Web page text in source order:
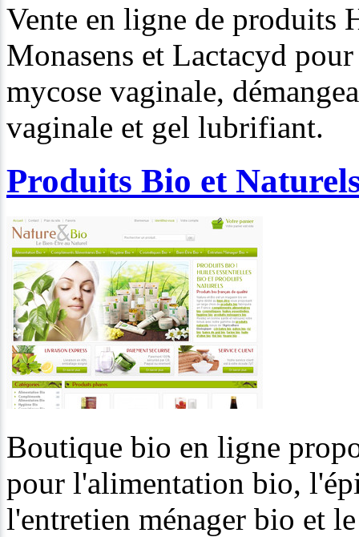
Vente en ligne de produits
Monasens et Lactacyd
mycose vaginale,
vaginale et gel lubrifiant.
Produits Bio et
Boutique bio en ligne
pour l'alimentation bio,
l'entretien ménager bio et